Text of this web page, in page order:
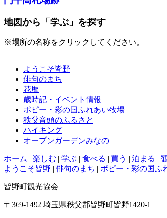
地図から「学ぶ」を探す
※場所の名称をクリックしてください。
ようこそ皆野
俳句のまち
花暦
歳時記・イベント情報
ポピー・彩の国ふれあい牧場
秩父音頭のふるさと
ハイキング
オープンガーデンみなの
ホーム 楽しむ 学ぶ 食べる 買う 泊まる
ようこそ皆野
俳句のまち ポピー・彩の国ふ
皆野町観光協会
〒369-1492 埼玉県秩父郡皆野町皆野1420-1